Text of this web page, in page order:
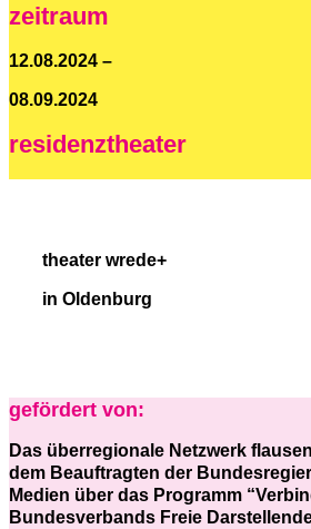
zeitraum
12.08.2024 –
08.09.2024
residenz­theater
theater wrede+
in Oldenburg
gefördert von:
Das überregionale Netzwerk
dem Beauftragten der
Medien über das Programm
Bundesverbands Freie